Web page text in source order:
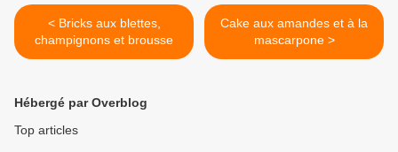
< Bricks aux blettes,
champignons et brousse
Cake aux amandes et à la
mascarpone >
Hébergé par Overblog
Top articles